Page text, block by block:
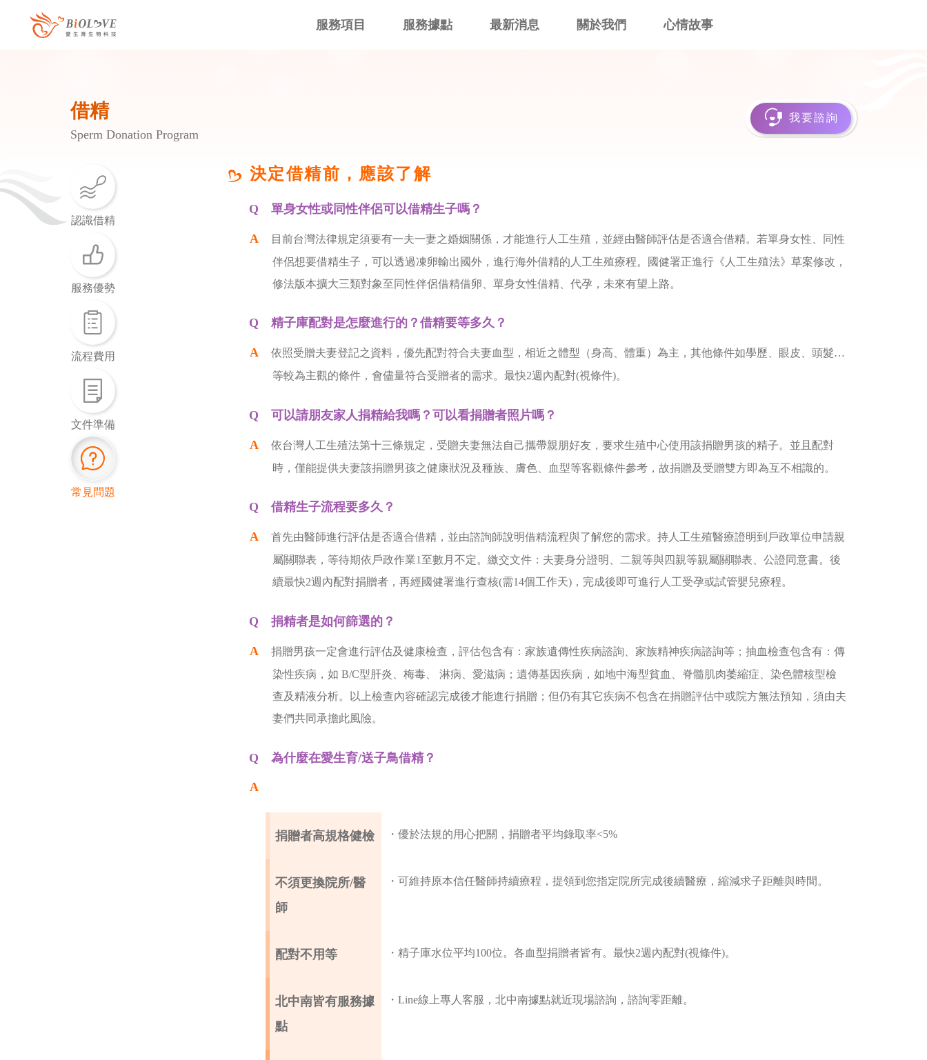
服務項目 服務據點 最新消息 關於我們 心情故事
借精
Sperm Donation Program
我要諮詢
認識借精
服務優勢
流程費用
文件準備
常見問題
決定借精前，應該了解
單身女性或同性伴侶可以借精生子嗎？
目前台灣法律規定須要有一夫一妻之婚姻關係，才能進行人工生殖，並經由醫師評估是否適合借精。若單身女性、同性
伴侶想要借精生子，可以透過凍卵輸出國外，進行海外借精的人工生殖療程。國健署正進行《人工生殖法》草案修改，
修法版本擴大三類對象至同性伴侶借精借卵、單身女性借精、代孕，未來有望上路。
精子庫配對是怎麼進行的？借精要等多久？
依照受贈夫妻登記之資料，優先配對符合夫妻血型，相近之體型（身高、體重）為主，其他條件如學歷、眼皮、頭髮…
等較為主觀的條件，會儘量符合受贈者的需求。最快2週內配對(視條件)。
可以請朋友家人捐精給我嗎？可以看捐贈者照片嗎？
依台灣人工生殖法第十三條規定，受贈夫妻無法自己攜帶親朋好友，要求生殖中心使用該捐贈男孩的精子。並且配對
時，僅能提供夫妻該捐贈男孩之健康狀況及種族、膚色、血型等客觀條件參考，故捐贈及受贈雙方即為互不相識的。
借精生子流程要多久？
首先由醫師進行評估是否適合借精，並由諮詢師說明借精流程與了解您的需求。持人工生殖醫療證明到戶政單位申請親
屬關聯表，等待期依戶政作業1至數月不定。繳交文件：夫妻身分證明、二親等與四親等親屬關聯表、公證同意書。後
續最快2週內配對捐贈者，再經國健署進行查核(需14個工作天)，完成後即可進行人工受孕或試管嬰兒療程。
捐精者是如何篩選的？
捐贈男孩一定會進行評估及健康檢查，評估包含有：家族遺傳性疾病諮詢、家族精神疾病諮詢等；抽血檢查包含有：傳
染性疾病，如 B/C型肝炎、梅毒、 淋病、愛滋病；遺傳基因疾病，如地中海型貧血、脊髓肌肉萎縮症、染色體核型檢
查及精液分析。以上檢查內容確認完成後才能進行捐贈；但仍有其它疾病不包含在捐贈評估中或院方無法預知，須由夫
妻們共同承擔此風險。
為什麼在愛生育/送子鳥借精？
捐贈者高規格健檢 ・優於法規的用心把關，捐贈者平均錄取率<5%
不須更換院所/醫
師
・可維持原本信任醫師持續療程，提領到您指定院所完成後續醫療，縮減求子距離與時間。
配對不用等 ・精子庫水位平均100位。各血型捐贈者皆有。最快2週內配對(視條件)。
北中南皆有服務據
點
・Line線上專人客服，北中南據點就近現場諮詢，諮詢零距離。